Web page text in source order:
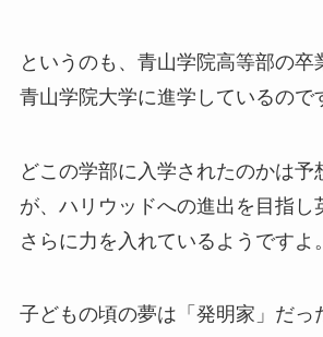
というのも、青山学院高等部の卒
青山学院大学に進学しているので
どこの学部に入学されたのかは予
が、ハリウッドへの進出を目指し
さらに力を入れているようですよ。
子どもの頃の夢は「発明家」だっ